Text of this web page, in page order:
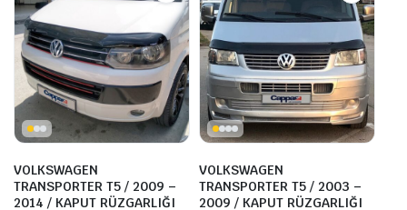
VOLKSWAGEN
TRANSPORTER T5 / 2009 –
2014 / KAPUT RÜZGARLIĞI
VOLKSWAGEN
TRANSPORTER T5 / 2003 –
2009 / KAPUT RÜZGARLIĞI